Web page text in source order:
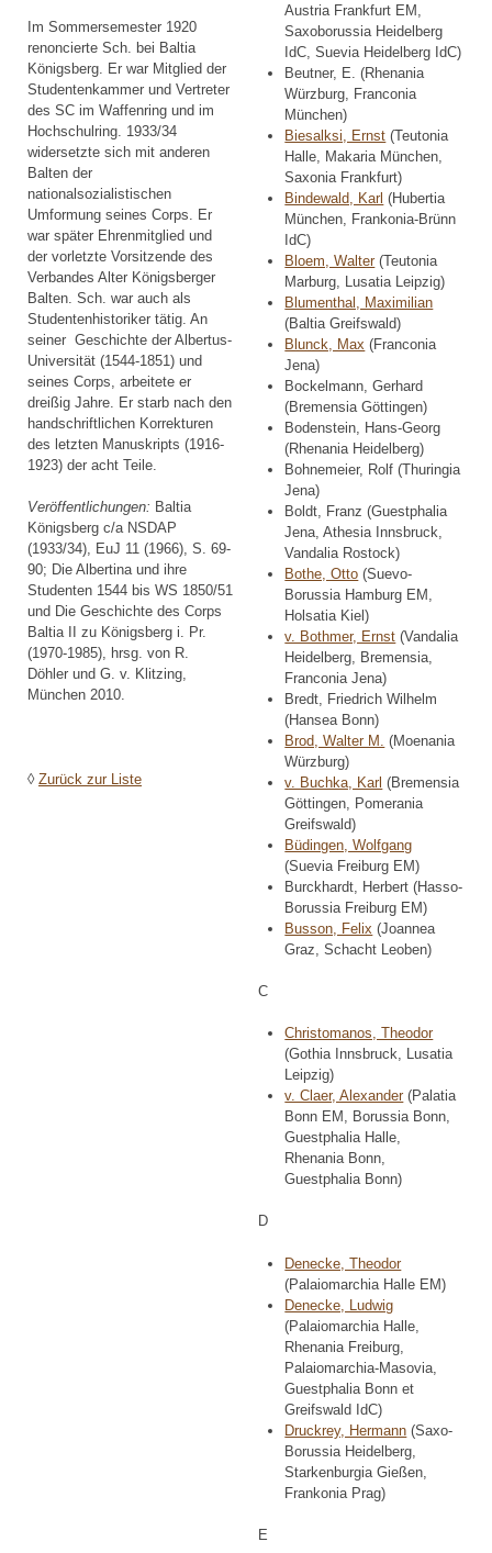
Im Sommersemester 1920
renoncierte Sch. bei Baltia
Königsberg. Er war Mitglied der
Studentenkammer und Vertreter
des SC im Waffenring und im
Hochschulring. 1933/34
widersetzte sich mit anderen
Balten der
nationalsozialistischen
Umformung seines Corps. Er
war später Ehrenmitglied und
der vorletzte Vorsitzende des
Verbandes Alter Königsberger
Balten. Sch. war auch als
Studentenhistoriker tätig. An
seiner Geschichte der Albertus-
Universität (1544-1851) und
seines Corps, arbeitete er
dreißig Jahre. Er starb nach den
handschriftlichen Korrekturen
des letzten Manuskripts (1916-
1923) der acht Teile.
Veröffentlichungen: Baltia
Königsberg c/a NSDAP
(1933/34), EuJ 11 (1966), S. 69-
90; Die Albertina und ihre
Studenten 1544 bis WS 1850/51
und Die Geschichte des Corps
Baltia II zu Königsberg i. Pr.
(1970-1985), hrsg. von R.
Döhler und G. v. Klitzing,
München 2010.
◊ Zurück zur Liste
Austria Frankfurt EM,
Saxoborussia Heidelberg
IdC, Suevia Heidelberg IdC)
Beutner, E. (Rhenania
Würzburg, Franconia
München)
Biesalksi, Ernst (Teutonia
Halle, Makaria München,
Saxonia Frankfurt)
Bindewald, Karl (Hubertia
München, Frankonia-Brünn
IdC)
Bloem, Walter (Teutonia
Marburg, Lusatia Leipzig)
Blumenthal, Maximilian
(Baltia Greifswald)
Blunck, Max (Franconia
Jena)
Bockelmann, Gerhard
(Bremensia Göttingen)
Bodenstein, Hans-Georg
(Rhenania Heidelberg)
Bohnemeier, Rolf (Thuringia
Jena)
Boldt, Franz (Guestphalia
Jena, Athesia Innsbruck,
Vandalia Rostock)
Bothe, Otto (Suevo-
Borussia Hamburg EM,
Holsatia Kiel)
v. Bothmer, Ernst (Vandalia
Heidelberg, Bremensia,
Franconia Jena)
Bredt, Friedrich Wilhelm
(Hansea Bonn)
Brod, Walter M.
(Moenania
Würzburg)
v. Buchka, Karl (Bremensia
Göttingen, Pomerania
Greifswald)
Büdingen, Wolfgang
(Suevia Freiburg EM)
Burckhardt, Herbert (Hasso-
Borussia Freiburg EM)
Busson, Felix (Joannea
Graz, Schacht Leoben)
C
Christomanos, Theodor
(Gothia Innsbruck, Lusatia
Leipzig)
v. Claer, Alexander (Palatia
Bonn EM, Borussia Bonn,
Guestphalia Halle,
Rhenania Bonn,
Guestphalia Bonn)
D
Denecke, Theodor
(Palaiomarchia Halle EM)
Denecke, Ludwig
(Palaiomarchia Halle,
Rhenania Freiburg,
Palaiomarchia-Masovia,
Guestphalia Bonn et
Greifswald IdC)
Druckrey, Hermann (Saxo-
Borussia Heidelberg,
Starkenburgia Gießen,
Frankonia Prag)
E